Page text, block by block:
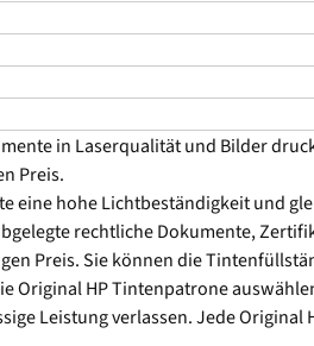
in Laserqualität und Bilder
Preis.
eine hohe Lichtbeständigkeit und
rechtliche Dokumente,
Preis. Sie können die
Original HP Tintenpatrone
Leistung verlassen. Jede